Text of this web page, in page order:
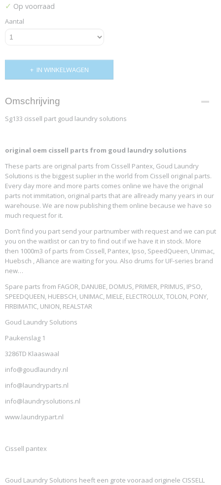
✓ Op voorraad
Aantal
IN WINKELWAGEN
Omschrijving
Sg133 cissell part goud laundry solutions
original oem cissell parts from goud laundry solutions
These parts are original parts from Cissell Pantex, Goud Laundry
Solutions is the biggest suplier in the world from Cissell original parts.
Every day more and more parts comes online we have the original
parts not immitation, original parts that are allready many years in our
warehouse. We are now publishing them online because we have so
much request for it.
Don’t find you part send your partnumber with request and we can put
you on the waitlist or can try to find out if we have it in stock. More
then 1000m3 of parts from Cissell, Pantex, Ipso, SpeedQueen, Unimac,
Huebsch , Alliance are waiting for you. Also drums for UF-series brand
new…
Spare parts from FAGOR, DANUBE, DOMUS, PRIMER, PRIMUS, IPSO,
SPEEDQUEEN, HUEBSCH, UNIMAC, MIELE, ELECTROLUX, TOLON, PONY,
FIRBIMATIC, UNION, REALSTAR
Goud Laundry Solutions
Paukenslag 1
3286TD Klaaswaal
info@goudlaundry.nl
info@laundryparts.nl
info@laundrysolutions.nl
www.laundrypart.nl
Cissell pantex
Goud Laundry Solutions heeft een grote vooraad originele CISSELL